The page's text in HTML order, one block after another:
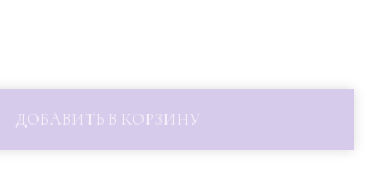
ДОБАВИТЬ В КОРЗИНУ